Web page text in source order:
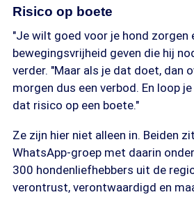
Risico op boete
"Je wilt goed voor je hond zorgen
bewegingsvrijheid geven die hij
verder. "Maar als je dat doet, dan
morgen dus een verbod. En loop
dat risico op een boete."
Ze zijn hier niet alleen in. Beiden
WhatsApp-groep met daarin
300 hondenliefhebbers uit de
verontrust, verontwaardigd en